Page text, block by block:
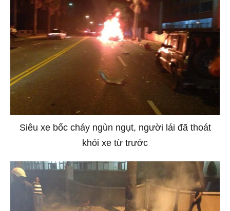
Siêu xe bốc cháy ngùn ngụt, người lái đã thoát
khỏi xe từ trước